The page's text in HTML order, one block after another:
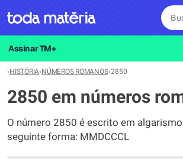
Assinar TM+
›HISTÓRIA›NÚMEROS ROMANOS›2850
2850 em números
O número 2850 é escrito em
seguinte forma: MMDCCCL